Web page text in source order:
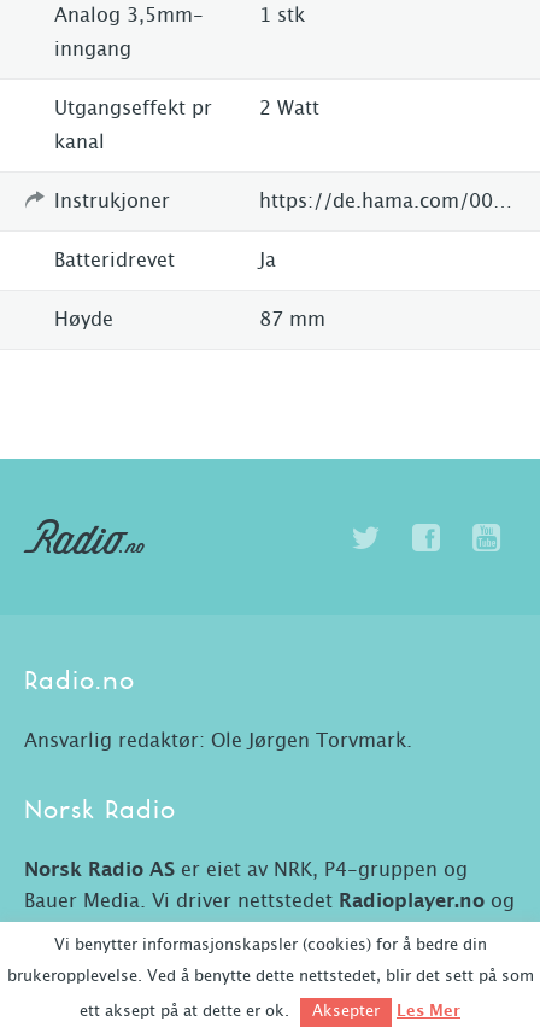
Analog 3,5mm-
inngang
1 stk
Utgangseffekt pr
kanal
2 Watt
Instrukjoner
Batteridrevet Ja
Høyde 87 mm
Radio.no
Ansvarlig redaktør: Ole Jørgen Torvmark.
Norsk Radio
Norsk Radio AS er eiet av NRK, P4-gruppen og
Bauer Media. Vi driver nettstedet Radioplayer.no og
Vi benytter informasjonskapsler (cookies) for å bedre din
brukeropplevelse. Ved å benytte dette nettstedet, blir det sett på som
ett aksept på at dette er ok. Aksepter Les Mer